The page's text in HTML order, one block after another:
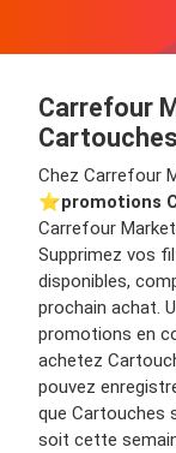
Carrefour
Cartouches
Chez Carrefour
⭐️promotions
Carrefour
Supprimez vos
disponibles,
prochain achat.
promotions en
achetez
pouvez
que Cartouches
soit cette